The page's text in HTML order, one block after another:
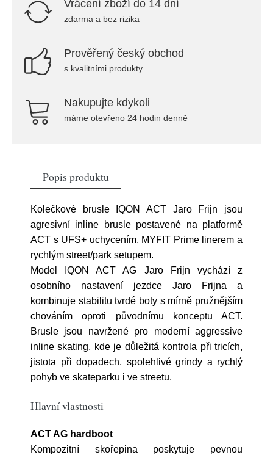
Vrácení zboží do 14 dní
zdarma a bez rizika
Prověřený český obchod
s kvalitními produkty
Nakupujte kdykoli
máme otevřeno 24 hodin denně
Popis produktu
Kolečkové brusle IQON ACT Jaro Frijn jsou
agresivní inline brusle postavené na platformě
ACT s UFS+ uchycením, MYFIT Prime linerem a
rychlým street/park setupem.
Model IQON ACT AG Jaro Frijn vychází z
osobního nastavení jezdce Jaro Frijna a
kombinuje stabilitu tvrdé boty s mírně pružnějším
chováním oproti původnímu konceptu ACT.
Brusle jsou navržené pro moderní aggressive
inline skating, kde je důležitá kontrola při tricích,
jistota při dopadech, spolehlivé grindy a rychlý
pohyb ve skateparku i ve streetu.
Hlavní vlastnosti
ACT AG hardboot
Kompozitní skořepina poskytuje pevnou